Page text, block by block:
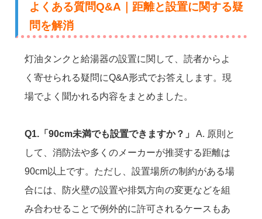
よくある質問Q&A｜距離と設置に関する疑
問を解消
灯油タンクと給湯器の設置に関して、読者からよ
く寄せられる疑問にQ&A形式でお答えします。現
場でよく聞かれる内容をまとめました。
Q1.「90cm未満でも設置できますか？」
A. 原則と
して、消防法や多くのメーカーが推奨する距離は
90cm以上です。ただし、設置場所の制約がある場
合には、防火壁の設置や排気方向の変更などを組
み合わせることで例外的に許可されるケースもあ